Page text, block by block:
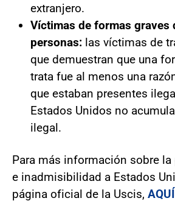
extranjero.
Víctimas de formas graves
personas: las víctimas de
que demuestran que una
trata fue al menos una
que estaban presentes
Estados Unidos no
ilegal.
Para más información sobre la
e inadmisibilidad a Estados
página oficial de la Uscis,